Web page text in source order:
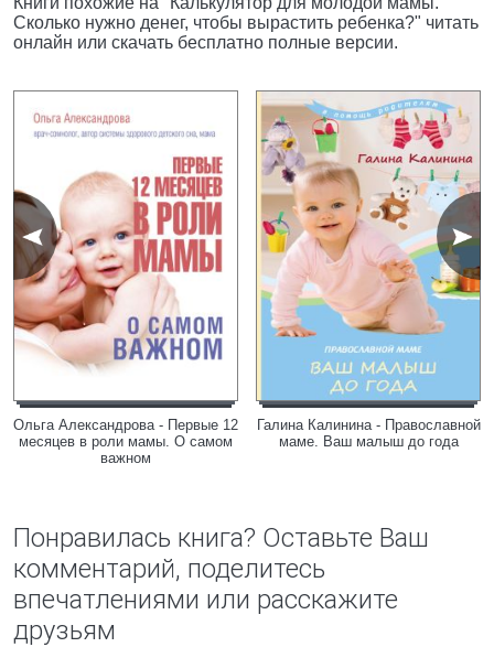
Сколько нужно денег, чтобы вырастить ребенка?" читать
онлайн или скачать бесплатно полные версии.
Ольга Александрова - Первые 12
месяцев в роли мамы. О самом
важном
Галина Калинина - Православной
маме. Ваш малыш до года
Понравилась книга? Оставьте Ваш
комментарий, поделитесь
впечатлениями или расскажите
друзьям